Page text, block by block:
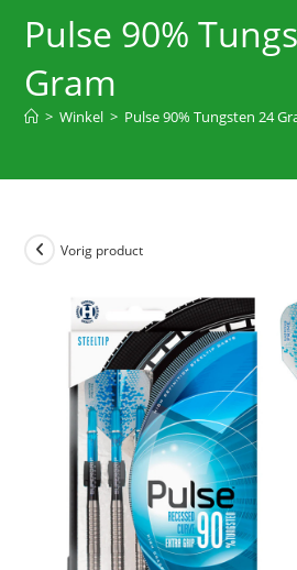
Pulse 90%
Gram
> Winkel > Pulse 90% Tungsten 24
Vorig product